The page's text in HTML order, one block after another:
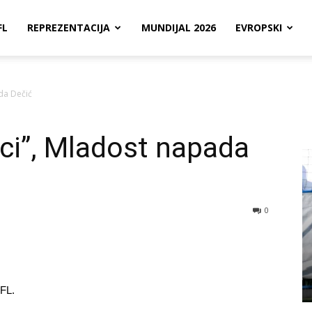
REPREZENTACIJA MUNDIJAL 2026 EVROPSKI
Dečić
Mladost napada
0